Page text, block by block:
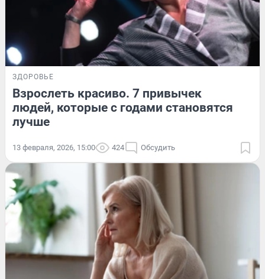
ЗДОРОВЬЕ
Взрослеть красиво. 7 привычек
людей, которые с годами становятся
лучше
13 февраля, 2026, 15:00 424 Обсудить